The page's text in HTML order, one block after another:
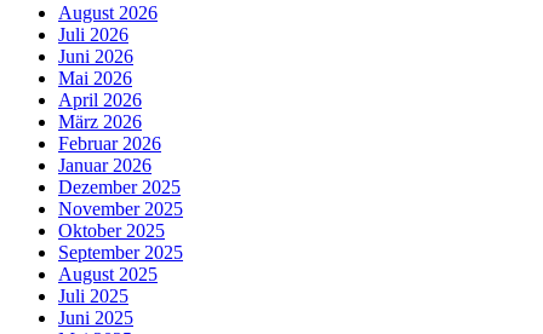
August 2026
Juli 2026
Juni 2026
Mai 2026
April 2026
März 2026
Februar 2026
Januar 2026
Dezember 2025
November 2025
Oktober 2025
September 2025
August 2025
Juli 2025
Juni 2025